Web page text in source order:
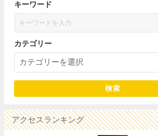
キーワード
カテゴリー
検索
アクセスランキング